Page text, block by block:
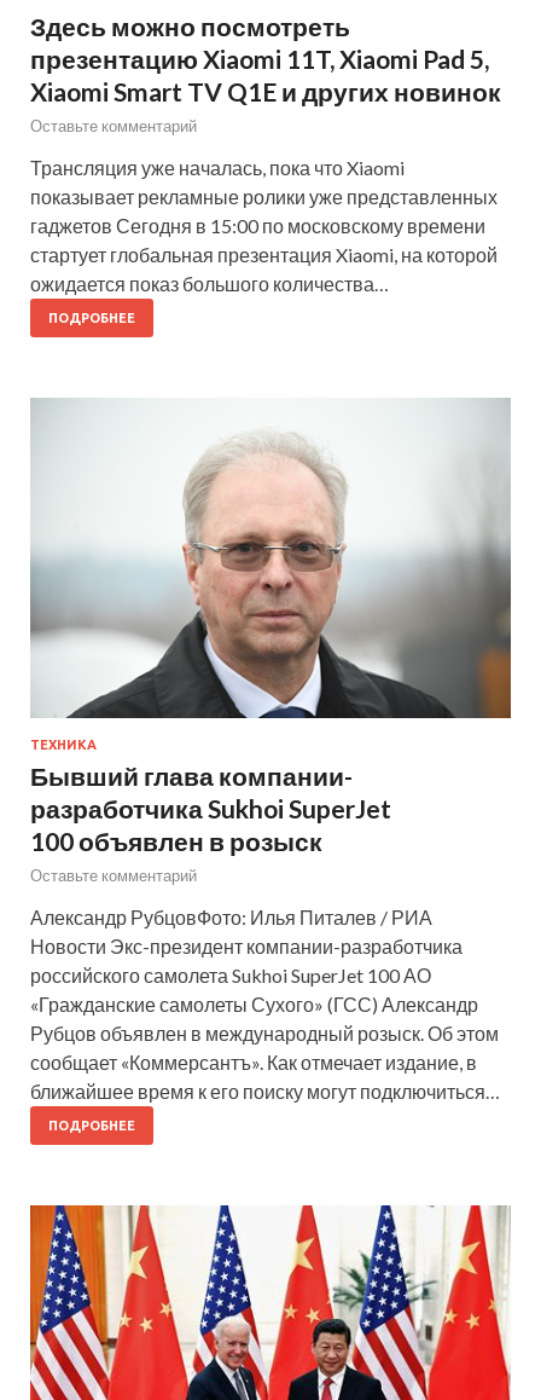
Здесь можно посмотреть
презентацию Xiaomi 11T, Xiaomi Pad 5,
Xiaomi Smart TV Q1E и других новинок
Оставьте комментарий
Трансляция уже началась, пока что Xiaomi
показывает рекламные ролики уже представленных
гаджетов Сегодня в 15:00 по московскому времени
стартует глобальная презентация Xiaomi, на которой
ожидается показ большого количества…
ПОДРОБНЕЕ
ТЕХНИКА
Бывший глава компании-
разработчика Sukhoi SuperJet
100 объявлен в розыск
Оставьте комментарий
Александр РубцовФото: Илья Питалев / РИА
Новости Экс-президент компании-разработчика
российского самолета Sukhoi SuperJet 100 АО
«Гражданские самолеты Сухого» (ГСС) Александр
Рубцов объявлен в международный розыск. Об этом
сообщает «Коммерсантъ». Как отмечает издание, в
ближайшее время к его поиску могут подключиться…
ПОДРОБНЕЕ